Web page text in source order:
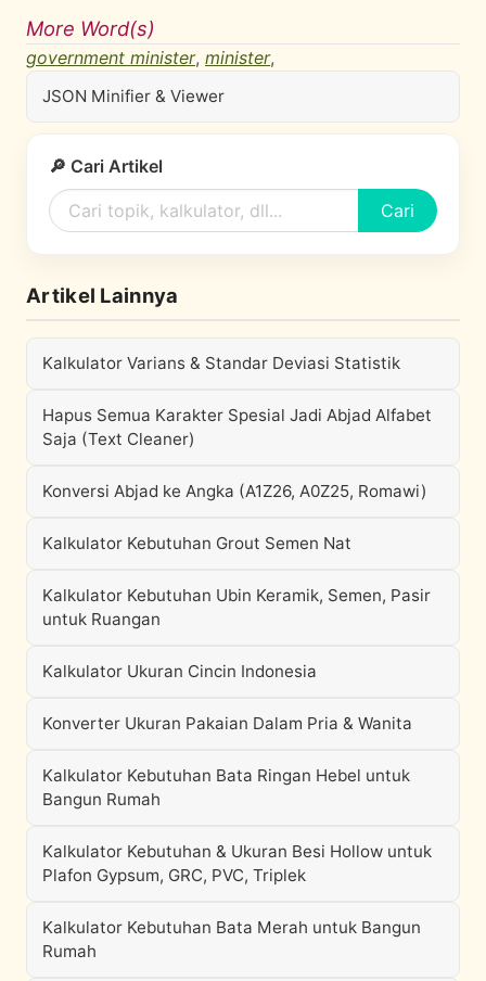
More Word(s)
government minister, minister,
JSON Minifier & Viewer
🔎 Cari Artikel
Cari
Artikel Lainnya
Kalkulator Varians & Standar Deviasi Statistik
Hapus Semua Karakter Spesial Jadi Abjad Alfabet
Saja (Text Cleaner)
Konversi Abjad ke Angka (A1Z26, A0Z25, Romawi)
Kalkulator Kebutuhan Grout Semen Nat
Kalkulator Kebutuhan Ubin Keramik, Semen, Pasir
untuk Ruangan
Kalkulator Ukuran Cincin Indonesia
Konverter Ukuran Pakaian Dalam Pria & Wanita
Kalkulator Kebutuhan Bata Ringan Hebel untuk
Bangun Rumah
Kalkulator Kebutuhan & Ukuran Besi Hollow untuk
Plafon Gypsum, GRC, PVC, Triplek
Kalkulator Kebutuhan Bata Merah untuk Bangun
Rumah